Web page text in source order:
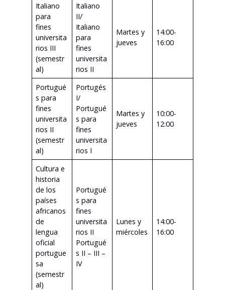
Italiano
para
fines
universita
rios III
(semestr
al)
Italiano
II/
Italiano
para
fines
universita
rios II
Martes y
jueves
14:00-
16:00
Portugué
s para
fines
universita
rios II
(semestr
al)
Portugés
I/
Portugué
s para
fines
universita
rios I
Martes y
jueves
10:00-
12:00
Cultura e
historia
de los
países
africanos
de
lengua
oficial
portugue
sa
(semestr
al)
Portugué
s para
fines
universita
rios II
Portugué
s II – III –
IV
Lunes y
miércoles
14:00-
16:00